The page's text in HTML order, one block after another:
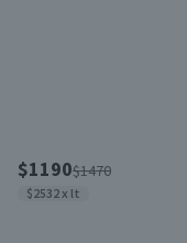
$1190$1470
$2532 x lt